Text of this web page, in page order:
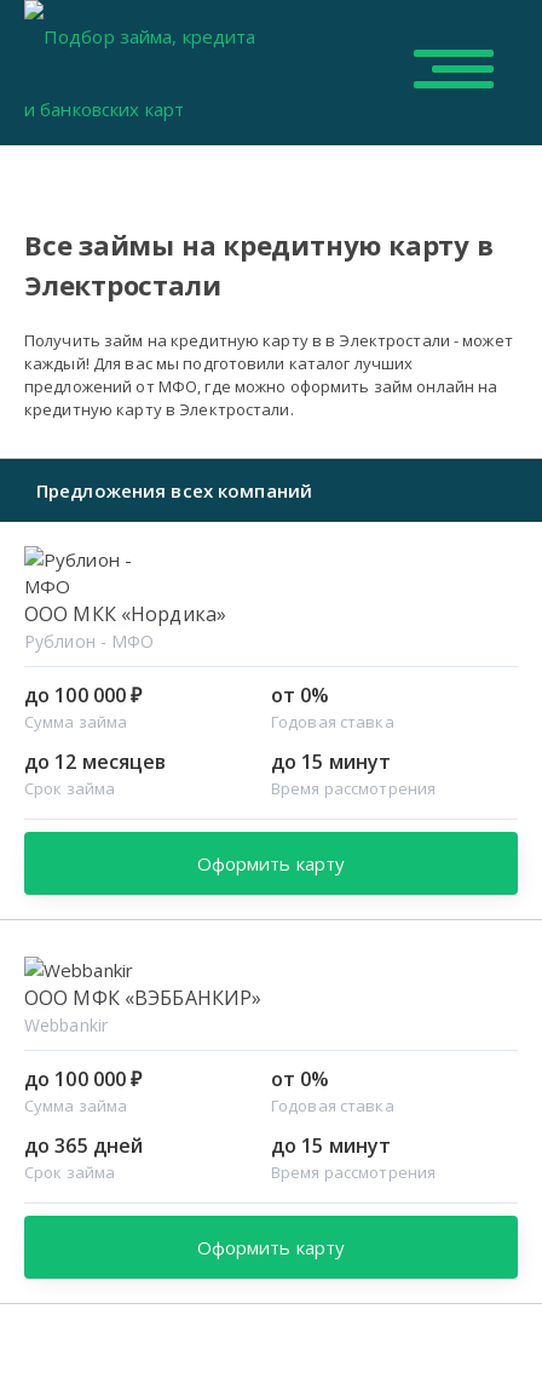
Все займы на кредитную карту в
Электростали
Получить займ на кредитную карту в в Электростали - может
каждый! Для вас мы подготовили каталог лучших
предложений от МФО, где можно оформить займ онлайн на
кредитную карту в Электростали.
Предложения всех компаний
ООО МКК «Нордика»
Рублион - МФО
до 100 000 ₽
Сумма займа
от 0%
Годовая ставка
до 12 месяцев
Срок займа
до 15 минут
Время рассмотрения
Оформить карту
ООО МФК «ВЭББАНКИР»
Webbankir
до 100 000 ₽
Сумма займа
от 0%
Годовая ставка
до 365 дней
Срок займа
до 15 минут
Время рассмотрения
Оформить карту